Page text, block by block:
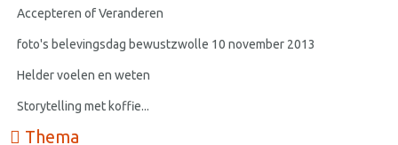
Accepteren of Veranderen
foto's belevingsdag bewustzwolle 10 november 2013
Helder voelen en weten
Storytelling met koffie...
Thema